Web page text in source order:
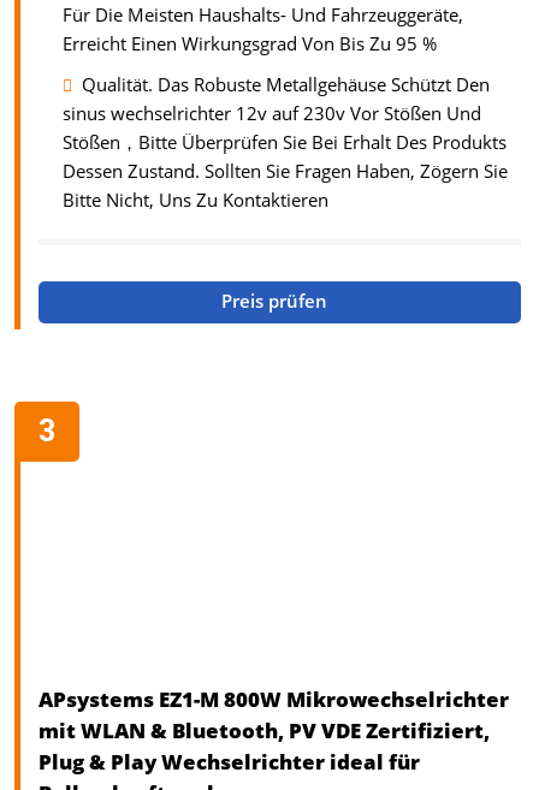
Für Die Meisten Haushalts- Und Fahrzeuggeräte,
Erreicht Einen Wirkungsgrad Von Bis Zu 95 %
Qualität. Das Robuste Metallgehäuse Schützt Den
sinus wechselrichter 12v auf 230v Vor Stößen Und
Stößen，Bitte Überprüfen Sie Bei Erhalt Des Produkts
Dessen Zustand. Sollten Sie Fragen Haben, Zögern Sie
Bitte Nicht, Uns Zu Kontaktieren
Preis prüfen
APsystems EZ1-M 800W Mikrowechselrichter
mit WLAN & Bluetooth, PV VDE Zertifiziert,
Plug & Play Wechselrichter ideal für